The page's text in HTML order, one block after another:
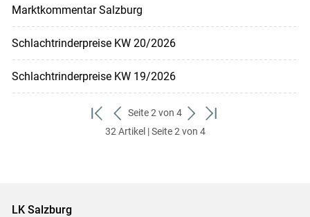
Marktkommentar Salzburg
Schlachtrinderpreise KW 20/2026
Schlachtrinderpreise KW 19/2026
zum
ersten
zurück
zum
Seite 2 von 4
weiter
zum
zum
32 Artikel | Seite 2 von 4
LK Salzburg